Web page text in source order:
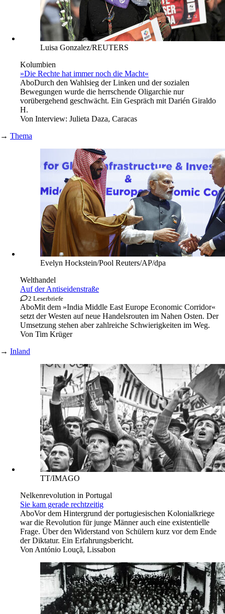
Luisa Gonzalez/REUTERS
Kolumbien
»Die Rechte hat immer noch die Macht«
AboDurch den Wahlsieg der Linken und der sozialen
Bewegungen wurde die herrschende Oligarchie nur
vorübergehend geschwächt. Ein Gespräch mit Darién Giraldo
H.
Von Interview: Julieta Daza, Caracas
→ Thema
Evelyn Hockstein/Pool Reuters/AP/dpa
Welthandel
Auf der Antiseidenstraße
2 Leserbriefe
AboMit dem »India Middle East Europe Economic Corridor«
setzt der Westen auf neue Handelsrouten im Nahen Osten. Der
Umsetzung stehen aber zahlreiche Schwierigkeiten im Weg.
Von Tim Krüger
→ Inland
TT/IMAGO
Nelkenrevolution in Portugal
Sie kam gerade rechtzeitig
AboVor dem Hintergrund der portugiesischen Kolonialkriege
war die Revolution für junge Männer auch eine existentielle
Frage. Über den Widerstand von Schülern kurz vor dem Ende
der Diktatur. Ein Erfahrungsbericht.
Von António Louçã, Lissabon